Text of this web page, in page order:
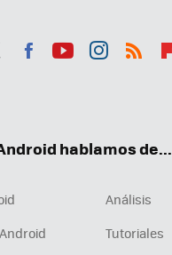
hablamos de...
Análisis
Tutoriales